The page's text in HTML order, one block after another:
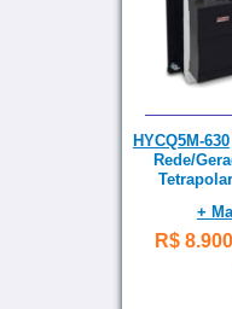
HYCQ5M-630
Rede/
+
R$